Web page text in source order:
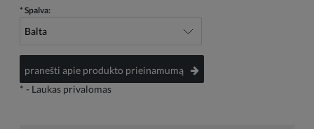
* Spalva:
pranešti apie produkto prieinamumą
* - Laukas privalomas